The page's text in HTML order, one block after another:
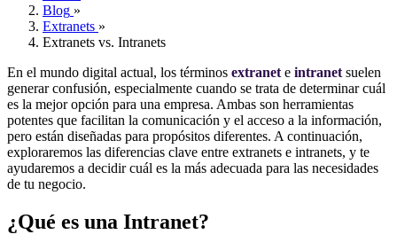
Blog »
Extranets »
Extranets vs. Intranets
En el mundo digital actual, los términos extranet e intranet suelen
generar confusión, especialmente cuando se trata de determinar cuál
es la mejor opción para una empresa. Ambas son herramientas
potentes que facilitan la comunicación y el acceso a la información,
pero están diseñadas para propósitos diferentes. A continuación,
exploraremos las diferencias clave entre extranets e intranets, y te
ayudaremos a decidir cuál es la más adecuada para las necesidades
de tu negocio.
¿Qué es una Intranet?